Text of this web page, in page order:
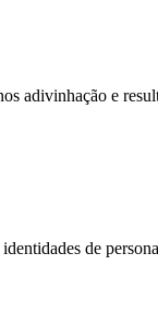
adivinhação e
de